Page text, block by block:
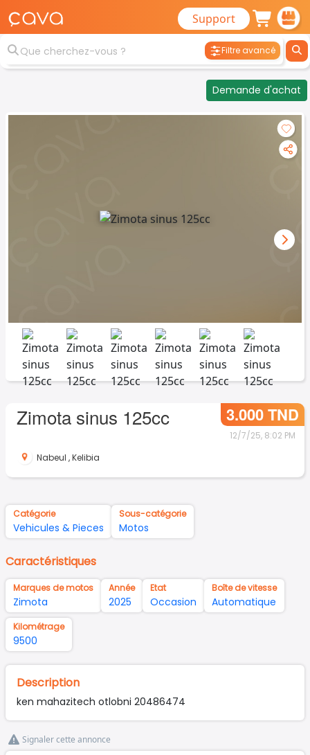
Support
Filtre avancé
Demande d'achat
Zimota sinus 125cc 3.000 TND
12/7/25, 8:02 PM
Nabeul ,Kelibia
Catégorie
Vehicules & Pieces
Sous-catégorie
Motos
Caractéristiques
Marques de motos
Zimota
Année
2025
Etat
Occasion
Boîte de vitesse
Automatique
Kilométrage
9500
Description
ken mahazitech otlobni 20486474
Signaler cette annonce